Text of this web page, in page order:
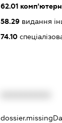
62.01
58.29 видання
74.10